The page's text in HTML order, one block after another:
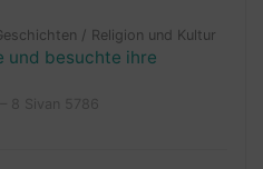
/ Religion und Kultur
und besuchte ihre